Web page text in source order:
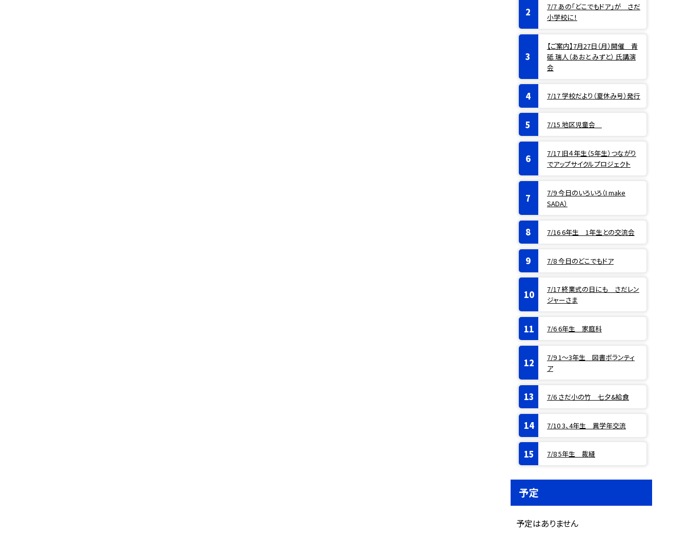
7/7 あの「どこでもドア」が さだ
小学校に！
【ご案内】7月27日（月）開催 青
砥 瑞人（あおと みずと） 氏講演
会
7/17 学校だより（夏休み号）発行
7/15 地区児童会
7/17 旧４年生（5年生）つながり
でアップサイクルプロジェクト
7/9 今日のいろいろ（I make
SADA）
7/16 6年生 1年生との交流会
7/8 今日のどこでもドア
7/17 終業式の日にも さだレン
ジャーさま
7/6 6年生 家庭科
7/9 1〜3年生 図書ボランティ
ア
7/6 さだ小の竹 七夕&給食
7/10 3、4年生 異学年交流
7/8 5年生 裁縫
予定
予定はありません